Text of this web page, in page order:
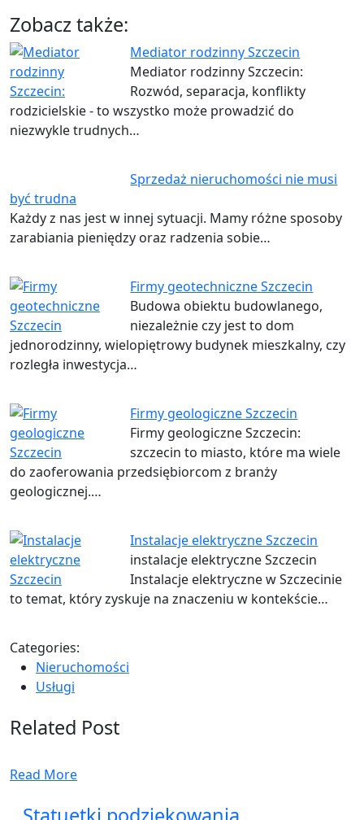
Zobacz także:
Mediator rodzinny Szczecin
Mediator rodzinny Szczecin:
Rozwód, separacja, konflikty
rodzicielskie - to wszystko może prowadzić do
niezwykle trudnych…
Sprzedaż nieruchomości nie musi
być trudna
Każdy z nas jest w innej sytuacji. Mamy różne sposoby
zarabiania pieniędzy oraz radzenia sobie…
Firmy geotechniczne Szczecin
Budowa obiektu budowlanego,
niezależnie czy jest to dom
jednorodzinny, wielopiętrowy budynek mieszkalny, czy
rozległa inwestycja…
Firmy geologiczne Szczecin
Firmy geologiczne Szczecin:
szczecin to miasto, które ma wiele
do zaoferowania przedsiębiorcom z branży
geologicznej.…
Instalacje elektryczne Szczecin
instalacje elektryczne Szczecin
Instalacje elektryczne w Szczecinie
to temat, który zyskuje na znaczeniu w kontekście…
Categories:
Nieruchomości
Usługi
Related Post
Read More